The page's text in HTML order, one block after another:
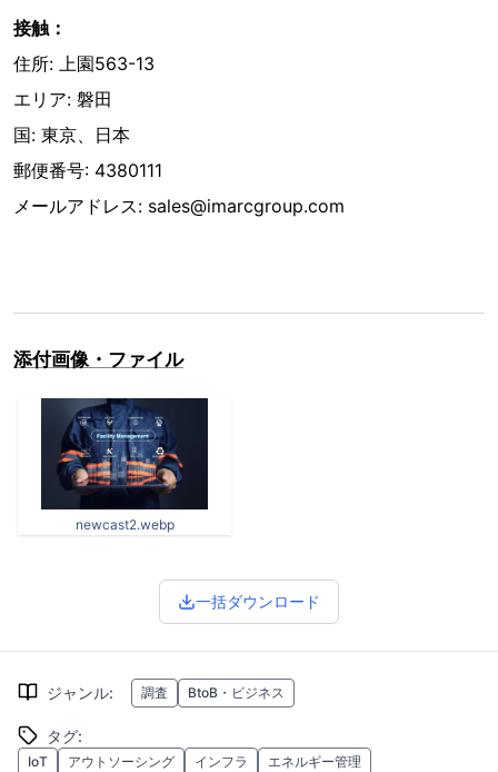
接触：
住所: 上園563-13
エリア: 磐田
国: 東京、日本
郵便番号: 4380111
メールアドレス: sales@imarcgroup.com
添付画像・ファイル
newcast2.webp
一括ダウンロード
ジャンル: 調査 BtoB・ビジネス
タグ:
IoT アウトソーシング インフラ
エネルギー管理